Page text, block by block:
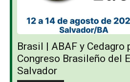
Brasil | ABAF y Cedagro
Congreso Brasileño del
Salvador